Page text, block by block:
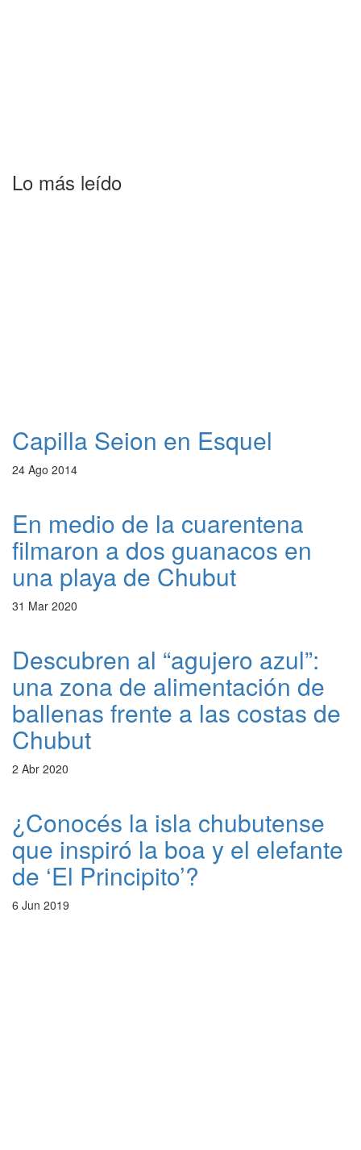
Lo más leído
Capilla Seion en Esquel
24 Ago 2014
En medio de la cuarentena
filmaron a dos guanacos en
una playa de Chubut
31 Mar 2020
Descubren al “agujero azul”:
una zona de alimentación de
ballenas frente a las costas de
Chubut
2 Abr 2020
¿Conocés la isla chubutense
que inspiró la boa y el elefante
de ‘El Principito’?
6 Jun 2019